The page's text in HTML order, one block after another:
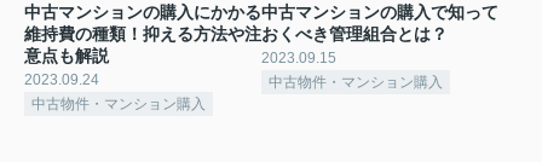
中古マンションの購入にかかる
維持費の種類！抑える方法や注
意点も解説
2023.09.24
中古物件・マンション購入
中古マンションの購入で知って
おくべき管理組合とは？
2023.09.15
中古物件・マンション購入